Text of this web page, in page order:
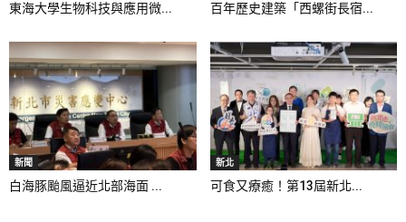
東海大學生物科技與應用微... 百年歷史建築「西螺街長宿...
新聞
白海豚颱風逼近北部海面 ...
新北
可食又療癒！第13屆新北...